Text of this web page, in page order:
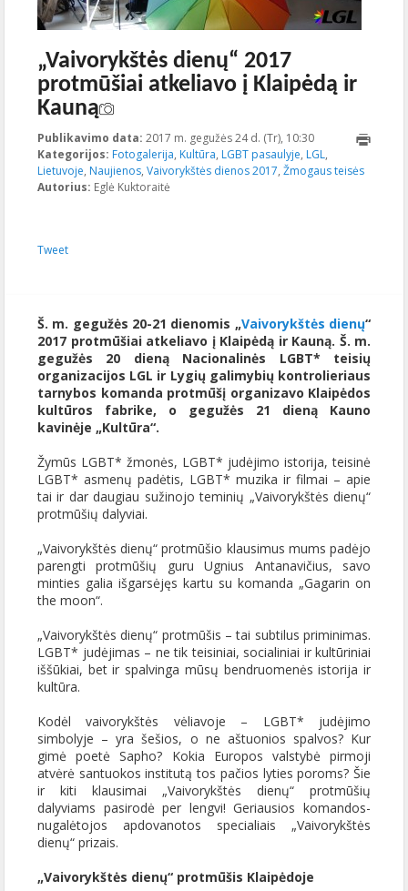
„Vaivorykštės dienų“ 2017
protmūšiai atkeliavo į Klaipėdą ir
Kauną
Publikavimo data: 2017 m. gegužės 24 d. (Tr), 10:30 2017-05-
Kategorijos: Fotogalerija, Kultūra, LGBT pasaulyje, LGL,
Lietuvoje, Naujienos, Vaivorykštės dienos 2017, Žmogaus teisės
Autorius: Eglė Kuktoraitė
Tweet
Š. m. gegužės 20-21 dienomis „Vaivorykštės dienų“
2017 protmūšiai atkeliavo į Klaipėdą ir Kauną. Š. m.
gegužės 20 dieną Nacionalinės LGBT* teisių
organizacijos LGL ir Lygių galimybių kontrolieriaus
tarnybos komanda protmūšį organizavo Klaipėdos
kultūros fabrike, o gegužės 21 dieną Kauno
kavinėje „Kultūra“.
Žymūs LGBT* žmonės, LGBT* judėjimo istorija, teisinė
LGBT* asmenų padėtis, LGBT* muzika ir filmai – apie
tai ir dar daugiau sužinojo teminių „Vaivorykštės dienų“
protmūšių dalyviai.
„Vaivorykštės dienų“ protmūšio klausimus mums padėjo
parengti protmūšių guru Ugnius Antanavičius, savo
minties galia išgarsėjęs kartu su komanda „Gagarin on
the moon“.
„Vaivorykštės dienų“ protmūšis – tai subtilus priminimas.
LGBT* judėjimas – ne tik teisiniai, socialiniai ir kultūriniai
iššūkiai, bet ir spalvinga mūsų bendruomenės istorija ir
kultūra.
Kodėl vaivorykštės vėliavoje – LGBT* judėjimo
simbolyje – yra šešios, o ne aštuonios spalvos? Kur
gimė poetė Sapho? Kokia Europos valstybė pirmoji
atvėrė santuokos institutą tos pačios lyties poroms? Šie
ir kiti klausimai „Vaivorykštės dienų“ protmūšių
dalyviams pasirodė per lengvi! Geriausios komandos-
nugalėtojos apdovanotos specialiais „Vaivorykštės
dienų“ prizais.
„Vaivorykštės dienų“ protmūšis Klaipėdoje